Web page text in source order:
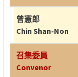
曾憲郎
Chin Shan-Non
召集委員
Convenor